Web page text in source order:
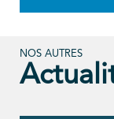
NOS AUTRES